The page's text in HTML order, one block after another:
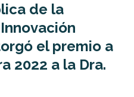
de la
el premio a
2022 a la Dra.